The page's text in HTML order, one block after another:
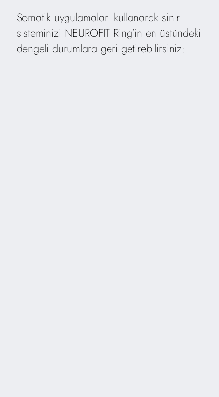
Somatik uygulamaları kullanarak sinir
sisteminizi NEUROFIT Ring'in en üstündeki
dengeli durumlara geri getirebilirsiniz: